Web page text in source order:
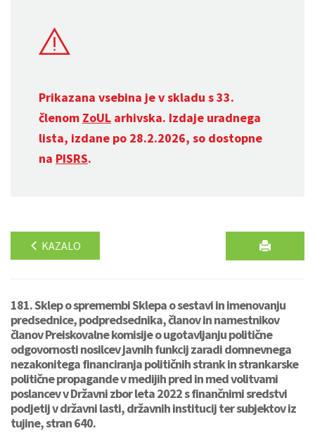
Prikazana vsebina je v skladu s 33.
členom ZoUL arhivska. Izdaje uradnega
lista, izdane po 28.2.2026, so dostopne
na PISRS.
KAZALO
181. Sklep o spremembi Sklepa o sestavi in imenovanju
predsednice, podpredsednika, članov in namestnikov
članov Preiskovalne komisije o ugotavljanju politične
odgovornosti nosilcev javnih funkcij zaradi domnevnega
nezakonitega financiranja političnih strank in strankarske
politične propagande v medijih pred in med volitvami
poslancev v Državni zbor leta 2022 s finančnimi sredstvi
podjetij v državni lasti, državnih institucij ter subjektov iz
tujine, stran 640.